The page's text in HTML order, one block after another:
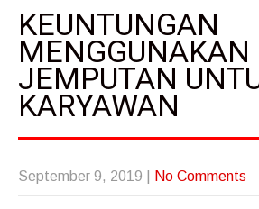
KEUNTUNGAN
MENGGUNAKAN
JEMPUTAN
KARYAWAN
September 9, 2019 No Comments